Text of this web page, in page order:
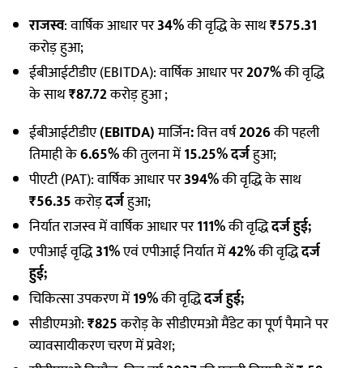
राजस्व: वार्षिक आधार पर34%की वृद्धि के साथ₹575.31
करोड़ हुआ;
ईबीआईटीडीए (EBITDA): वार्षिक आधार पर207%की वृद्धि
के साथ₹87.72करोड़ हुआ ;
ईबीआईटीडीए(EBITDA)मार्जिन:वित्त वर्ष2026की पहली
तिमाही के6.65%की तुलना में15.25% दर्जहुआ;
पीएटी (PAT): वार्षिक आधार पर394%की वृद्धि के साथ
₹56.35करोड़दर्जहुआ;
निर्यात राजस्व में वार्षिक आधार पर111%की वृद्धिदर्ज हुई;
एपीआई वृद्धि31%एवं एपीआई निर्यात में42%की वृद्धिदर्ज
हुई;
चिकित्सा उपकरण में19%की वृद्धिदर्ज हुई;
सीडीएमओ:₹825करोड़ के सीडीएमओ मैंडेट का पूर्ण पैमाने पर
व्यावसायीकरण चरण में प्रवेश;